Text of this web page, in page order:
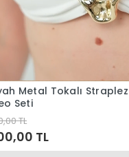
Metal Tokalı Straplez
Seti,
TL
TL